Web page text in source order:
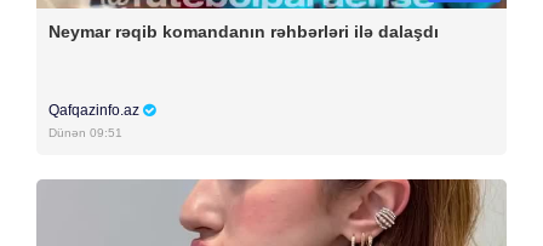
Neymar rəqib komandanın rəhbərləri ilə dalaşdı
Qafqazinfo.az
Dünən 09:51